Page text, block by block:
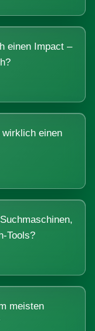
einen Impact –
einen
Tools?
meisten